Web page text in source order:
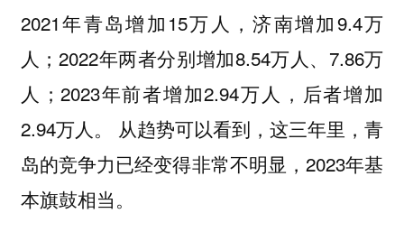
2021年青岛增加15万人，济南增加9.4万
人；2022年两者分别增加8.54万人、7.86万
人；2023年前者增加2.94万人，后者增加
2.94万人。 从趋势可以看到，这三年里，青
岛的竞争力已经变得非常不明显，2023年基
本旗鼓相当。